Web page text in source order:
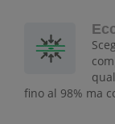
fino al 98% ma